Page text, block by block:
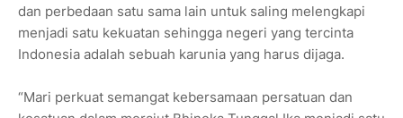
dan perbedaan satu sama lain untuk saling melengkapi
menjadi satu kekuatan sehingga negeri yang tercinta
Indonesia adalah sebuah karunia yang harus dijaga.
“Mari perkuat semangat kebersamaan persatuan dan